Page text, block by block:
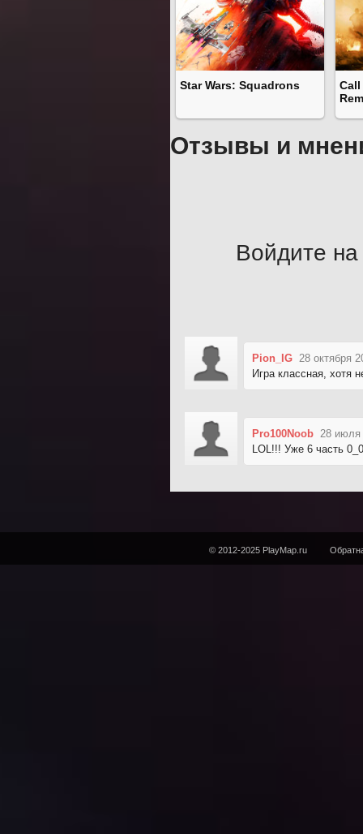
Star Wars: Squadrons
Call
Отзывы и
Войдите на
Pion_IG 28 октября
Игра классная, хотя
Pro100Noob 28 июля
LOL!!! Уже 6 часть
© 2012-2025 PlayMap.ru